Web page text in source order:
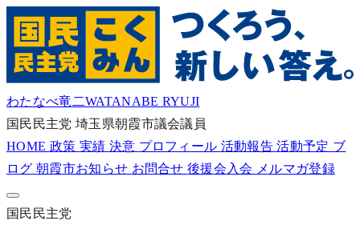
わたなべ竜二WATANABE RYUJI
国民民主党 埼玉県朝霞市議会議員
HOME 政策 実績 決意 プロフィール 活動報告活動予定 ブ
ログ 朝霞市お知らせ お問合せ後援会入会 メルマガ登録
国民民主党